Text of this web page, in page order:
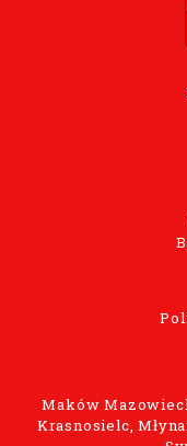
Maków
Krasnosielc,